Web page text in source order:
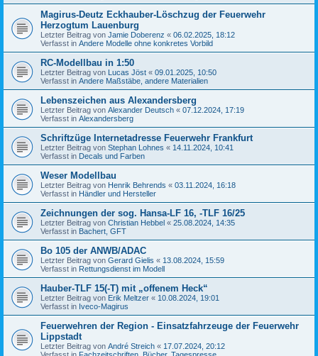
Magirus-Deutz Eckhauber-Löschzug der Feuerwehr
Herzogtum Lauenburg
Letzter Beitrag von Jamie Doberenz « 06.02.2025, 18:12
Verfasst in Andere Modelle ohne konkretes Vorbild
RC-Modellbau in 1:50
Letzter Beitrag von Lucas Jöst « 09.01.2025, 10:50
Verfasst in Andere Maßstäbe, andere Materialien
Lebenszeichen aus Alexandersberg
Letzter Beitrag von Alexander Deutsch « 07.12.2024, 17:19
Verfasst in Alexandersberg
Schriftzüge Internetadresse Feuerwehr Frankfurt
Letzter Beitrag von Stephan Lohnes « 14.11.2024, 10:41
Verfasst in Decals und Farben
Weser Modellbau
Letzter Beitrag von Henrik Behrends « 03.11.2024, 16:18
Verfasst in Händler und Hersteller
Zeichnungen der sog. Hansa-LF 16, -TLF 16/25
Letzter Beitrag von Christian Hebbel « 25.08.2024, 14:35
Verfasst in Bachert, GFT
Bo 105 der ANWB/ADAC
Letzter Beitrag von Gerard Gielis « 13.08.2024, 15:59
Verfasst in Rettungsdienst im Modell
Hauber-TLF 15(-T) mit „offenem Heck“
Letzter Beitrag von Erik Meltzer « 10.08.2024, 19:01
Verfasst in Iveco-Magirus
Feuerwehren der Region - Einsatzfahrzeuge der Feuerwehr
Lippstadt
Letzter Beitrag von André Streich « 17.07.2024, 20:12
Verfasst in Fachzeitschriften, Bücher, Tagespresse